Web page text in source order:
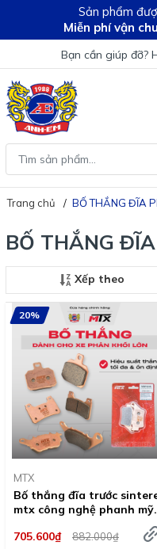
Sản phẩm
Miễn phí vận
Bạn cần giúp đỡ?
Trang chủ BỐ THẮNG ĐĨA
BỐ THẮNG
Xếp theo
20%
MTX
Bố thắng đĩa trước
mtx công nghệ phanh mỹ
705.600₫
882.000₫